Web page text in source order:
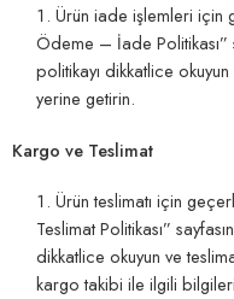
Ürün iade işlemleri için
Ödeme – İade Politikası”
politikayı dikkatlice
yerine getirin.
Kargo ve Teslimat
Ürün teslimatı için
Teslimat Politikası”
dikkatlice okuyun ve
kargo takibi ile ilgili